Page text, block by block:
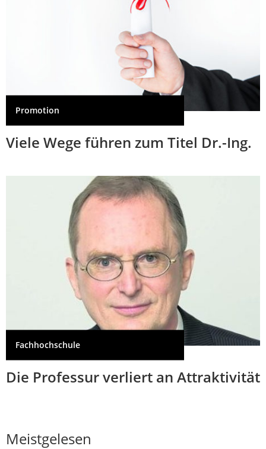
Promotion
Viele Wege führen zum Titel Dr.-Ing.
Fachhochschule
Die Professur verliert an Attraktivität
Meistgelesen